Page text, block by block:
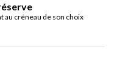
au créneau de son choix